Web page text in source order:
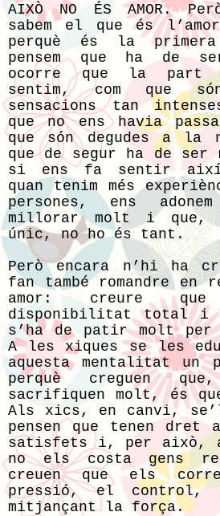
AIXÒ NO ÉS AMOR.
sabem el que és
perquè és la primera
pensem que ha de
ocorre que la part
sentim, com que
sensacions tan
que no ens havia
que són degudes a la
que de segur ha de ser
si ens fa sentir
quan tenim més
persones, ens
millorar molt i que,
únic, no ho és tant.
Però encara n’hi ha
fan també romandre en
amor: creure
disponibilitat total i
s’ha de patir molt per
A les xiques se les
aquesta mentalitat un
perquè creguen
sacrifiquen molt, és
Als xics, en canvi,
pensen que tenen
satisfets i, per això,
no els costa gens
creuen que els
pressió, el
mitjançant la força.